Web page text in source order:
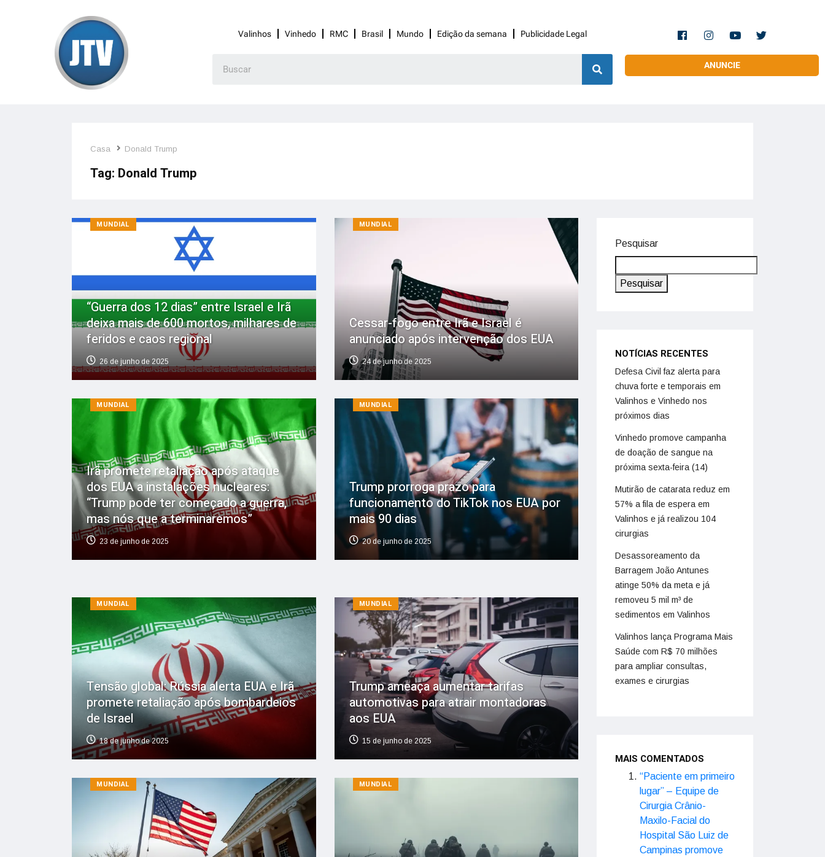
Valinhos Vinhedo RMC Brasil Mundo Edição da semana Publicidade Legal
ANUNCIE
Casa Donald Trump
Tag: Donald Trump
MUNDIAL
“Guerra dos 12 dias” entre Israel e Irã
deixa mais de 600 mortos, milhares de
feridos e caos regional
26 de junho de 2025
MUNDIAL
Cessar-fogo entre Irã e Israel é
anunciado após intervenção dos EUA
24 de junho de 2025
MUNDIAL
Irã promete retaliação após ataque
dos EUA a instalações nucleares:
“Trump pode ter começado a guerra,
mas nós que a terminaremos”
23 de junho de 2025
MUNDIAL
Trump prorroga prazo para
funcionamento do TikTok nos EUA por
mais 90 dias
20 de junho de 2025
MUNDIAL
Tensão global: Rússia alerta EUA e Irã
promete retaliação após bombardeios
de Israel
18 de junho de 2025
MUNDIAL
Trump ameaça aumentar tarifas
automotivas para atrair montadoras
aos EUA
15 de junho de 2025
MUNDIAL MUNDIAL
Pesquisar
Pesquisar
NOTÍCIAS RECENTES
Defesa Civil faz alerta para
chuva forte e temporais em
Valinhos e Vinhedo nos
próximos dias
Vinhedo promove campanha
de doação de sangue na
próxima sexta-feira (14)
Mutirão de catarata reduz em
57% a fila de espera em
Valinhos e já realizou 104
cirurgias
Desassoreamento da
Barragem João Antunes
atinge 50% da meta e já
removeu 5 mil m³ de
sedimentos em Valinhos
Valinhos lança Programa Mais
Saúde com R$ 70 milhões
para ampliar consultas,
exames e cirurgias
MAIS COMENTADOS
“Paciente em primeiro
lugar” – Equipe de
Cirurgia Crânio-
Maxilo-Facial do
Hospital São Luiz de
Campinas promove